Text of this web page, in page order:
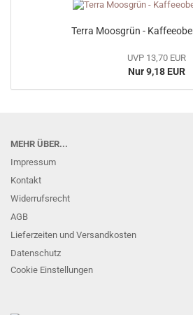
Terra Moosgrün -
UVP 13,70 EUR
Nur 9,18 EUR
MEHR ÜBER...
Impressum
Kontakt
Widerrufsrecht
AGB
Lieferzeiten und Versandkosten
Datenschutz
Cookie Einstellungen